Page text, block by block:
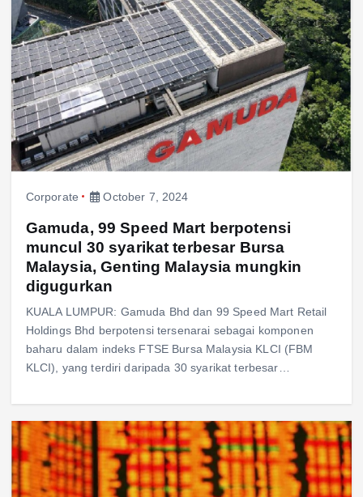
Corporate October 7, 2024
Gamuda, 99 Speed Mart berpotensi
muncul 30 syarikat terbesar Bursa
Malaysia, Genting Malaysia mungkin
digugurkan
KUALA LUMPUR: Gamuda Bhd dan 99 Speed Mart Retail
Holdings Bhd berpotensi tersenarai sebagai komponen
baharu dalam indeks FTSE Bursa Malaysia KLCI (FBM
KLCI), yang terdiri daripada 30 syarikat terbesar…